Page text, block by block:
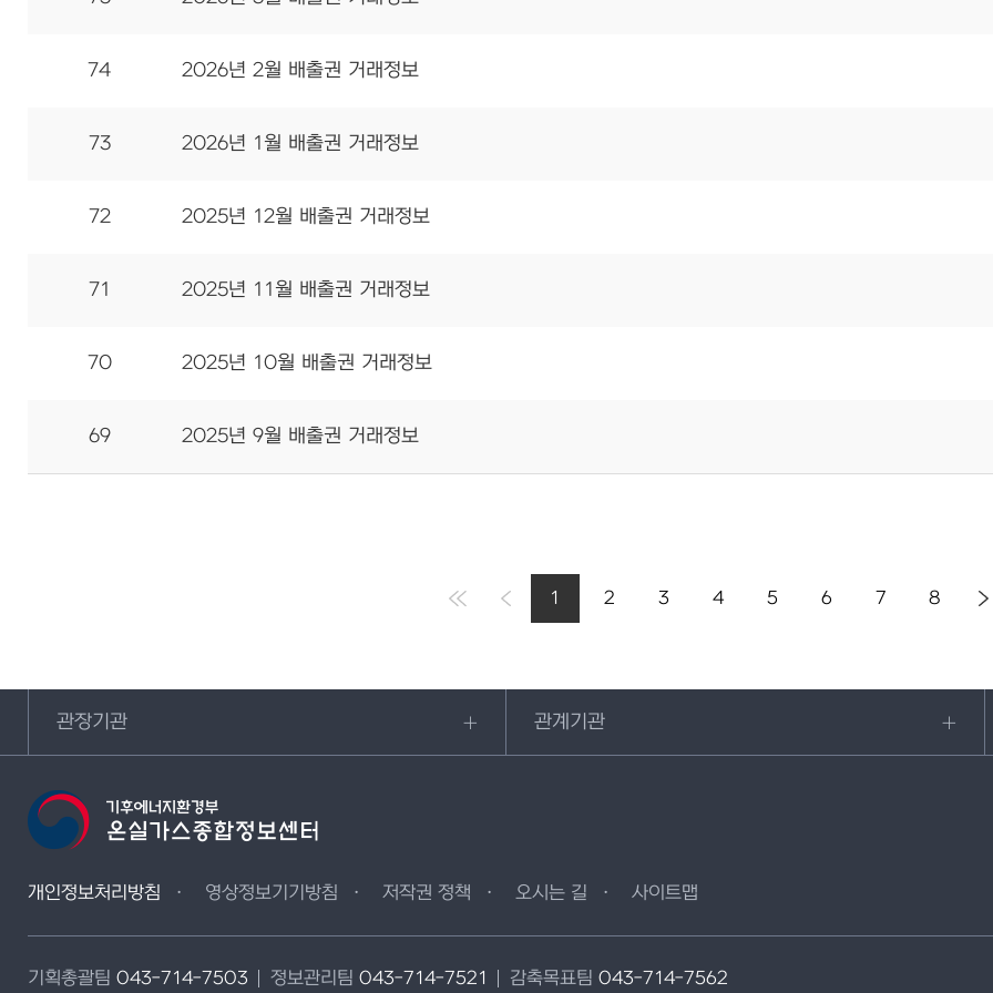
74 2026년 2월 배출권 거래정보
73 2026년 1월 배출권 거래정보
72 2025년 12월 배출권 거래정보
71 2025년 11월 배출권 거래정보
70 2025년 10월 배출권 거래정보
69 2025년 9월 배출권 거래정보
1 2 3 4 5 6 7 8
관장기관 관계기관
개인정보처리방침 영상정보기기방침 저작권 정책 오시는 길 사이트맵
기획총괄팀 043-714-7503 정보관리팀 043-714-7521 감축목표팀 043-714-7562